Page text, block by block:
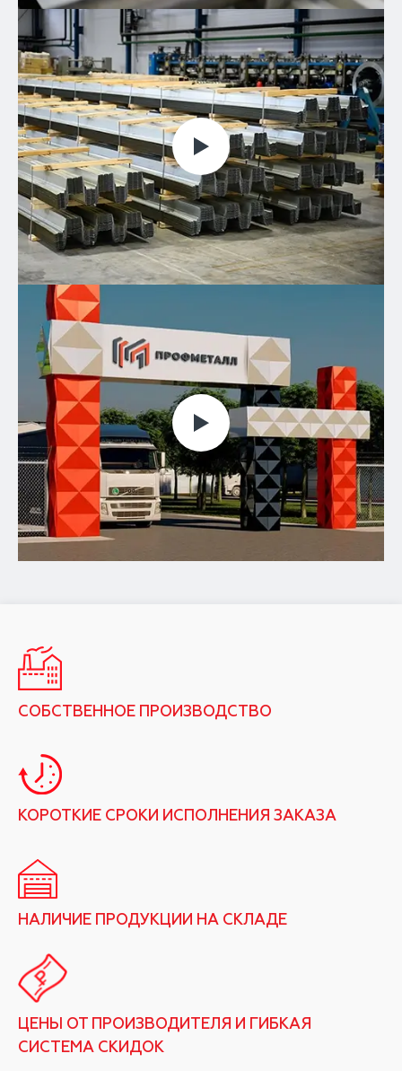
СОБСТВЕННОЕ ПРОИЗВОДСТВО
КОРОТКИЕ СРОКИ ИСПОЛНЕНИЯ ЗАКАЗА
НАЛИЧИЕ ПРОДУКЦИИ НА СКЛАДЕ
ЦЕНЫ ОТ ПРОИЗВОДИТЕЛЯ И ГИБКАЯ
СИСТЕМА СКИДОК